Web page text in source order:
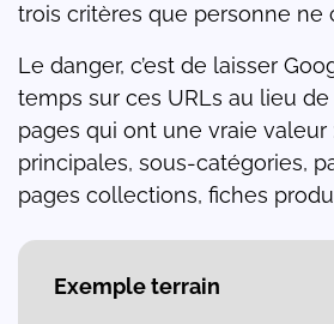
trois critères que personne ne
Le danger, c’est de laisser
temps sur ces URLs au lieu de
pages qui ont une vraie valeur
principales, sous-catégories,
pages collections, fiches
Exemple terrain